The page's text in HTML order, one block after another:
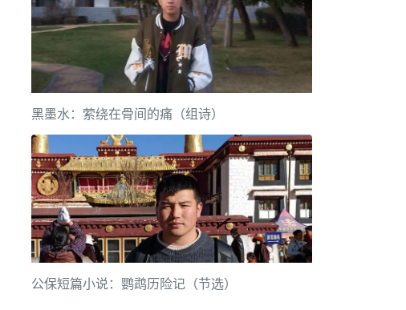
黑墨水：萦绕在骨间的痛（组诗）
公保短篇小说：鹦鹉历险记（节选）